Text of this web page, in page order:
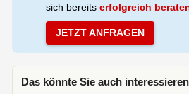
sich bereits erfolgreich
JETZT ANFRAGEN
Das könnte Sie auch interessieren